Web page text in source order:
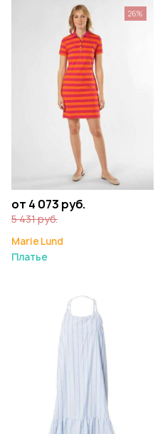
от 4 073 руб.
5 431 руб.
Marie Lund
Платье
26%